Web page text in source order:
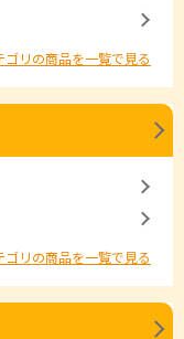
ゴリの商品を一覧で見る
ゴリの商品を一覧で見る